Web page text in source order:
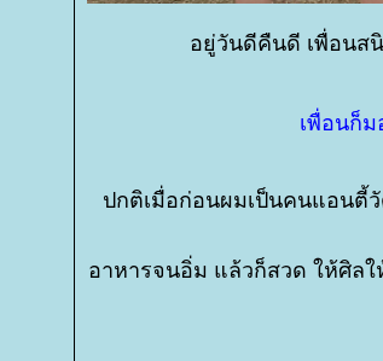
อยู่วันดีคืนดี เพื่อนส
เพื่อนก็
ปกติเมื่อก่อนผมเป็นคนแอนตี้
อาหารจนอิ่ม แล้วก็สวด ให้ศิล